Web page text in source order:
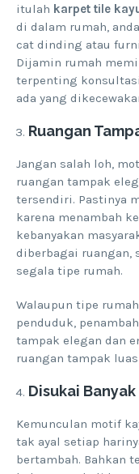
itulah karpet tile
di dalam rumah,
cat dinding atau
Dijamin rumah
terpenting
ada yang
Ruangan
Jangan salah loh,
ruangan tampak
tersendiri. Pastinya
karena menambah
kebanyakan
diberbagai ruangan,
segala tipe rumah.
Walaupun tipe
penduduk,
tampak elegan dan
ruangan tampak
Disukai
Kemunculan motif
tak ayal setiap
bertambah. Bahkan